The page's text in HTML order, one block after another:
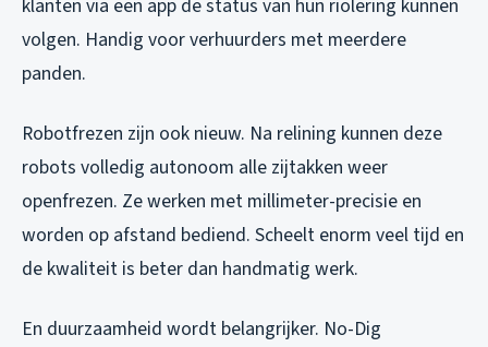
klanten via een app de status van hun riolering kunnen
volgen. Handig voor verhuurders met meerdere
panden.
Robotfrezen zijn ook nieuw. Na relining kunnen deze
robots volledig autonoom alle zijtakken weer
openfrezen. Ze werken met millimeter-precisie en
worden op afstand bediend. Scheelt enorm veel tijd en
de kwaliteit is beter dan handmatig werk.
En duurzaamheid wordt belangrijker. No-Dig